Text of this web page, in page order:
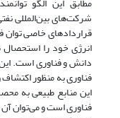
شرکت‌های بین‌المللی
قراردادهای خاصی توان
انرژی خود را استحصال
دانش و فناوری است.
فناوری به منظور
این منابع طبیعی به
فناوری است و می‌توان آن